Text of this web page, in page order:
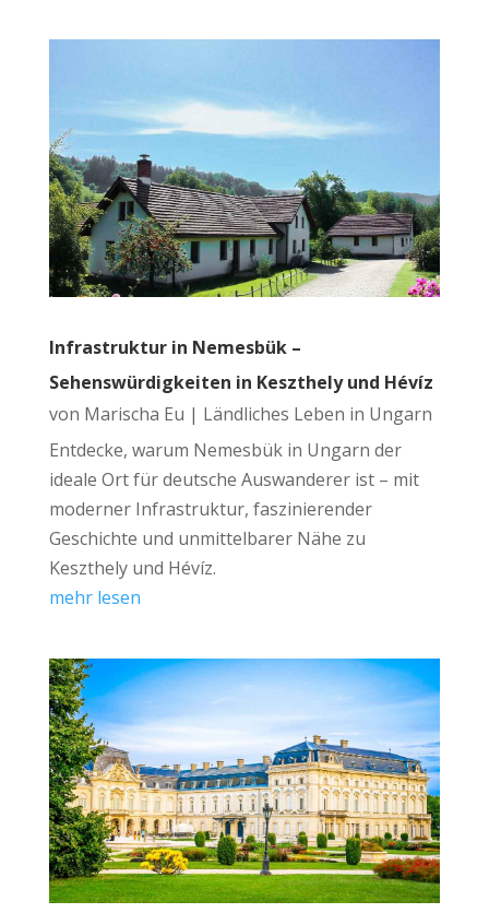
Infrastruktur in Nemesbük –
Sehenswürdigkeiten in Keszthely und Hévíz
von Marischa Eu | Ländliches Leben in Ungarn
Entdecke, warum Nemesbük in Ungarn der
ideale Ort für deutsche Auswanderer ist – mit
moderner Infrastruktur, faszinierender
Geschichte und unmittelbarer Nähe zu
Keszthely und Hévíz.
mehr lesen